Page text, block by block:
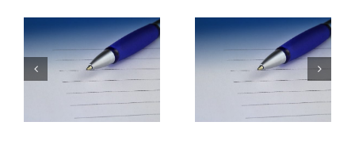
ODLUKU O PRIJAMU
–
VOZAČ/DOSTAVLJAČ
NATJEČAJ ZA
RADNO MJESTO –
TEHNIČAR (M/Ž)